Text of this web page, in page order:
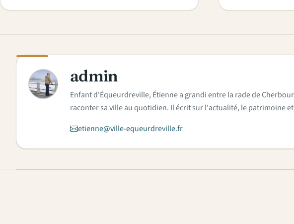
A admin
Enfant d'Équeurdreville, Étienne a grandi entre la rade de
raconter sa ville au quotidien. Il écrit sur l'actualité, le patrimoine
etienne@ville-equeurdreville.fr